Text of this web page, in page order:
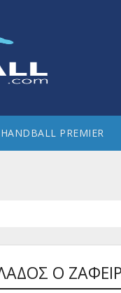
HANDBALL PREMIER
Ο